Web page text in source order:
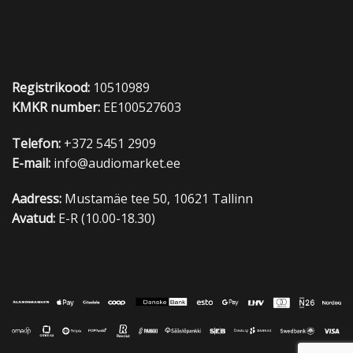
Registrikood: 10510989
KMKR number: EE100527603
Telefon: +372 5451 2909
E-mail: info@audiomarket.ee
Aadress: Mustamäe tee 50, 10621 Tallinn
Avatud: E-R (10.00-18.30)